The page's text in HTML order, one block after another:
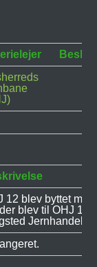
12 blev byttet
blev til OHJ 14,
Jernhandel.